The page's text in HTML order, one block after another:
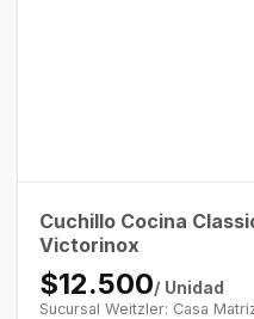
Cuchillo Cocina
Victorinox
$12.500/ Unidad
Sucursal Weitzler: Casa